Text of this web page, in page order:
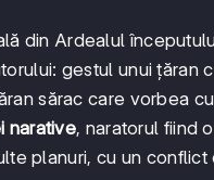
din Ardealul
gestul unui țăran
sărac care vorbea
narative, naratorul fiind
planuri, cu un